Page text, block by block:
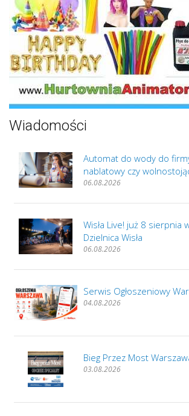
Wiadomości
Automat do wody do
nablatowy czy
06.08.2026
Wisła Live! już 8 sierpnia
Dzielnica Wisła
06.08.2026
Serwis Ogłoszeniowy
04.08.2026
Bieg Przez Most
03.08.2026